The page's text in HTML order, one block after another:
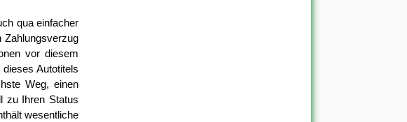
qua einfacher
Zahlungsverzug
vor diesem
Autotitels
Weg, einen
zu Ihren Status
wesentliche